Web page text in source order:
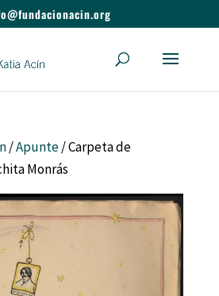
/Apunte/ Carpeta de
Monrás